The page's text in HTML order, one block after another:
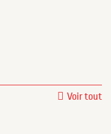
Voir tout